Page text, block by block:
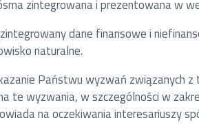
zintegrowana i prezentowana w
dane finansowe i
naturalne.
Państwu wyzwań związanych
te wyzwania, w szczególności w
na oczekiwania interesariuszy